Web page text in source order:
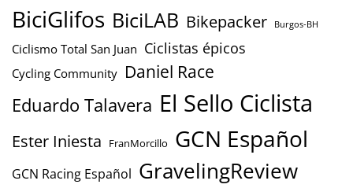
BiciGlifos BiciLAB Bikepacker Burgos-BH
Ciclismo Total San Juan Ciclistas épicos
Cycling Community Daniel Race
Eduardo Talavera El Sello Ciclista
Ester Iniesta FranMorcillo GCN Español
GCN Racing Español GravelingReview